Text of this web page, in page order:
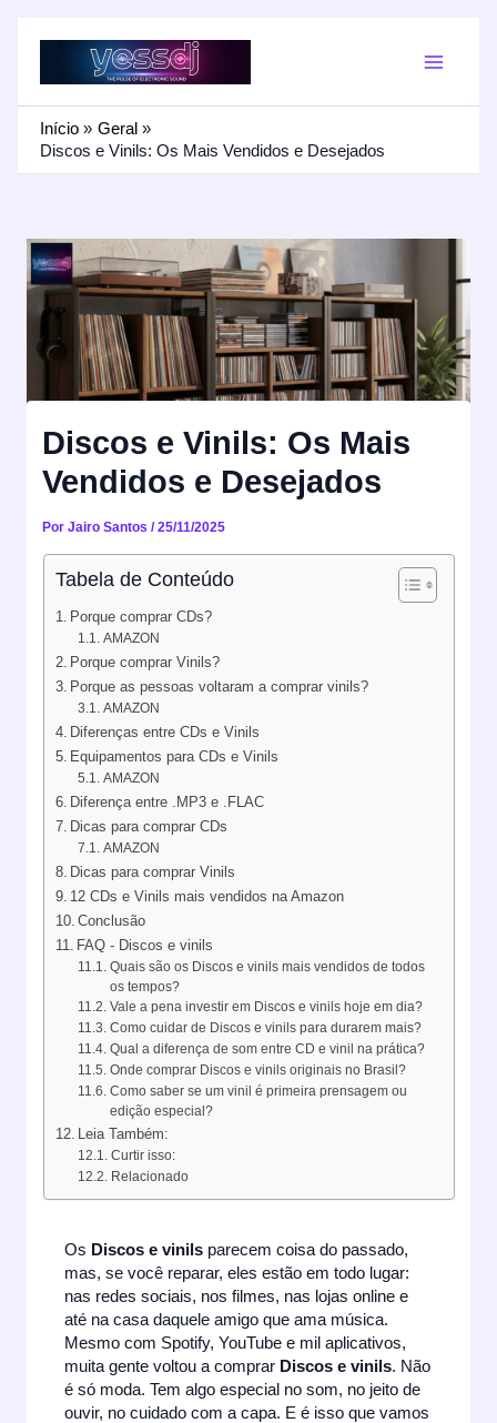
Início
Geral
Discos e Vinils: Os Mais Vendidos e Desejados
Discos e Vinils: Os Mais
Vendidos e Desejados
PorJairo Santos/25/11/2025
Tabela de Conteúdo
Porque comprar CDs?
AMAZON
Porque comprar Vinils?
Porque as pessoas voltaram a comprar vinils?
AMAZON
Diferenças entre CDs e Vinils
Equipamentos para CDs e Vinils
AMAZON
Diferença entre .MP3 e .FLAC
Dicas para comprar CDs
AMAZON
Dicas para comprar Vinils
12 CDs e Vinils mais vendidos na Amazon
Conclusão
FAQ - Discos e vinils
Quais são os Discos e vinils mais vendidos de todos
os tempos?
Vale a pena investir em Discos e vinils hoje em dia?
Como cuidar de Discos e vinils para durarem mais?
Qual a diferença de som entre CD e vinil na prática?
Onde comprar Discos e vinils originais no Brasil?
Como saber se um vinil é primeira prensagem ou
edição especial?
Leia Também:
Curtir isso:
Relacionado
Os Discos e vinils parecem coisa do passado,
mas, se você reparar, eles estão em todo lugar:
nas redes sociais, nos filmes, nas lojas online e
até na casa daquele amigo que ama música.
Mesmo com Spotify, YouTube e mil aplicativos,
muita gente voltou a comprar Discos e vinils. Não
é só moda. Tem algo especial no som, no jeito de
ouvir, no cuidado com a capa. E é isso que vamos